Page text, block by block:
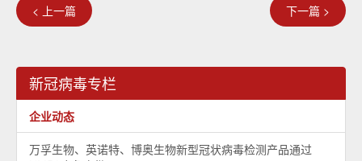
< 上一篇 下一篇 >
新冠病毒专栏
企业动态
万孚生物、英诺特、博奥生物新型冠状病毒检测产品通过